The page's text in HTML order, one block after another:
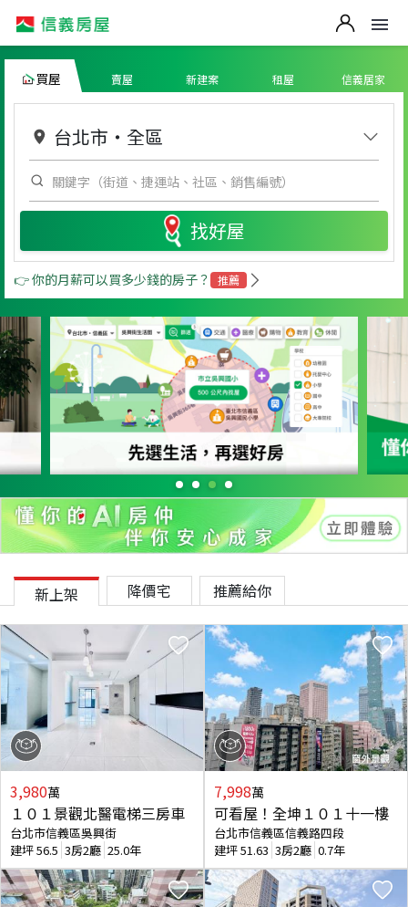
買屋 賣屋 新建案 租屋 信義居家
台北市 ・ 全區
找好屋
👉 你的月薪可以買多少錢的房子？ 推薦
新上架 降價宅 推薦給你
3,980萬
１０１景觀北醫電梯三房車
台北市信義區吳興街
建坪56.5 3房2廳 25.0年
7,998萬
可看屋！全坤１０１十一樓
台北市信義區信義路四段
建坪51.63 3房2廳 0.7年